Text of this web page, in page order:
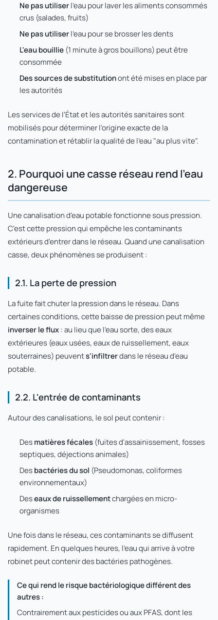
Ne pas utiliserl'eau pour laver les aliments consommés
crus (salades, fruits)
Ne pas utiliserl'eau pour se brosser les dents
L'eau bouillie (1 minute à gros bouillons) peut être
consommée
Des sources de substitutionont été mises en place par
les autorités
Les services de l'État et les autorités sanitaires sont
mobilisés pour déterminer l'origine exacte de la
contamination et rétablir la qualité de l'eau "au plus vite".
2. Pourquoi une casse réseau rend l'eau
dangereuse
Une canalisation d'eau potable fonctionne sous pression.
C'est cette pression qui empêche les contaminants
extérieurs d'entrer dans le réseau. Quand une canalisation
casse, deux phénomènes se produisent :
2.1. La perte de pression
La fuite fait chuter la pression dans le réseau. Dans
certaines conditions, cette baisse de pression peut même
inverser le flux: au lieu que l'eau sorte, des eaux
extérieures (eaux usées, eaux de ruissellement, eaux
souterraines) peuvents'infiltrerdans le réseau d'eau
potable.
2.2. L'entrée de contaminants
Autour des canalisations, le sol peut contenir :
Desmatières fécales (fuites d'assainissement, fosses
septiques, déjections animales)
Desbactéries du sol (Pseudomonas, coliformes
environnementaux)
Deseaux de ruissellementchargées en micro-
organismes
Une fois dans le réseau, ces contaminants se diffusent
rapidement. En quelques heures, l'eau qui arrive à votre
robinet peut contenir des bactéries pathogènes.
Ce qui rend le risque bactériologique différent des
autres :
Contrairement aux pesticides ou aux PFAS, dont les